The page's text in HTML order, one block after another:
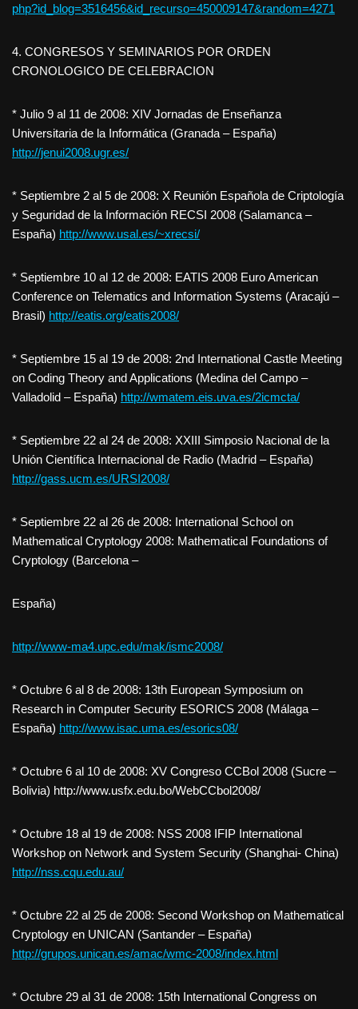
php?id_blog=3516456&id_recurso=450009147&random=4271
4. CONGRESOS Y SEMINARIOS POR ORDEN
CRONOLOGICO DE CELEBRACION
* Julio 9 al 11 de 2008: XIV Jornadas de Enseñanza
Universitaria de la Informática (Granada – España)
http://jenui2008.ugr.es/
* Septiembre 2 al 5 de 2008: X Reunión Española de Criptología
y Seguridad de la Información RECSI 2008 (Salamanca –
España) http://www.usal.es/~xrecsi/
* Septiembre 10 al 12 de 2008: EATIS 2008 Euro American
Conference on Telematics and Information Systems (Aracajú –
Brasil) http://eatis.org/eatis2008/
* Septiembre 15 al 19 de 2008: 2nd International Castle Meeting
on Coding Theory and Applications (Medina del Campo –
Valladolid – España) http://wmatem.eis.uva.es/2icmcta/
* Septiembre 22 al 24 de 2008: XXIII Simposio Nacional de la
Unión Científica Internacional de Radio (Madrid – España)
http://gass.ucm.es/URSI2008/
* Septiembre 22 al 26 de 2008: International School on
Mathematical Cryptology 2008: Mathematical Foundations of
Cryptology (Barcelona –
España)
http://www-ma4.upc.edu/mak/ismc2008/
* Octubre 6 al 8 de 2008: 13th European Symposium on
Research in Computer Security ESORICS 2008 (Málaga –
España) http://www.isac.uma.es/esorics08/
* Octubre 6 al 10 de 2008: XV Congreso CCBol 2008 (Sucre –
Bolivia) http://www.usfx.edu.bo/WebCCbol2008/
* Octubre 18 al 19 de 2008: NSS 2008 IFIP International
Workshop on Network and System Security (Shanghai- China)
http://nss.cqu.edu.au/
* Octubre 22 al 25 de 2008: Second Workshop on Mathematical
Cryptology en UNICAN (Santander – España)
http://grupos.unican.es/amac/wmc-2008/index.html
* Octubre 29 al 31 de 2008: 15th International Congress on